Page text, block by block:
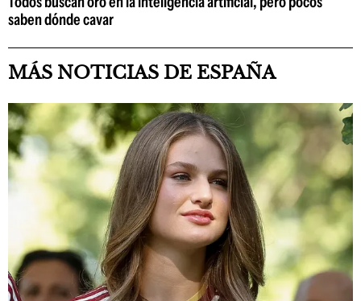
saben dónde cavar
MÁS NOTICIAS DE ESPAÑA